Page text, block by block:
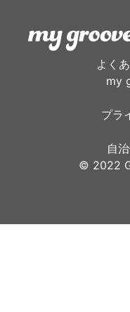
よく
my
プラ
自
©︎ 2022